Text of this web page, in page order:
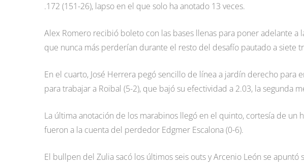
.172 (151-26), lapso en el que solo ha anotado 13 veces.
Alex Romero recibió boleto con las bases llenas para poner adelante a
que nunca más perderían durante el resto del desafío pautado a siete
En el cuarto, José Herrera pegó sencillo de línea a jardín derecho para
para trabajar a Roibal (5-2), que bajó su efectividad a 2.03, la segunda
La última anotación de los marabinos llegó en el quinto, cortesía de un
fueron a la cuenta del perdedor Edgmer Escalona (0-6).
El bullpen del Zulia sacó los últimos seis outs y Arcenio León se